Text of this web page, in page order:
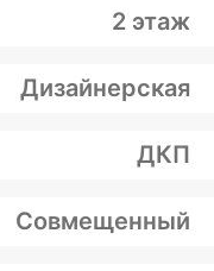
2 этаж
Дизайнерская
ДКП
Совмещенный